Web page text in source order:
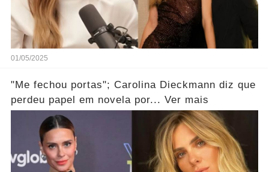
01/05/2025
"Me fechou portas"; Carolina Dieckmann diz que
perdeu papel em novela por... Ver mais